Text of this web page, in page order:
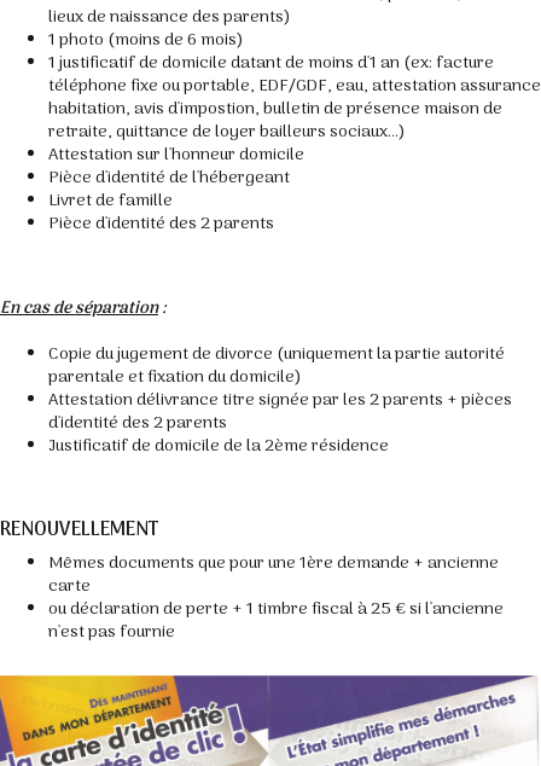
lieux de naissance des parents)
1 photo (moins de 6 mois)
1 justificatif de domicile datant de moins d'1 an (ex: facture
téléphone fixe ou portable, EDF/GDF, eau, attestation assurance
habitation, avis d'impostion, bulletin de présence maison de
retraite, quittance de loyer bailleurs sociaux...)
Attestation sur l'honneur domicile
Pièce d'identité de l'hébergeant
Livret de famille
Pièce d'identité des 2 parents
En cas de séparation:
Copie du jugement de divorce (uniquement la partie autorité
parentale et fixation du domicile)
Attestation délivrance titre signée par les 2 parents + pièces
d'identité des 2 parents
Justificatif de domicile de la 2ème résidence
RENOUVELLEMENT
Mêmes documents que pour une 1ère demande + ancienne
carte
ou déclaration de perte + 1 timbre fiscal à 25 € si l'ancienne
n'est pas fournie